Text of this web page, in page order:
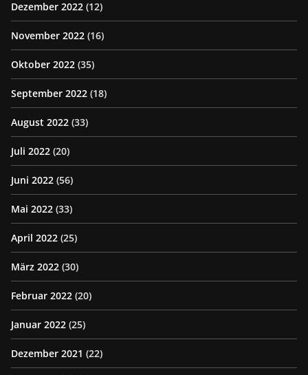
Dezember 2022 (12)
November 2022 (16)
Oktober 2022 (35)
September 2022 (18)
August 2022 (33)
Juli 2022 (20)
Juni 2022 (56)
Mai 2022 (33)
April 2022 (25)
März 2022 (30)
Februar 2022 (20)
Januar 2022 (25)
Dezember 2021 (22)